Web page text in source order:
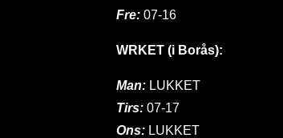
Fre: 07-16
WRKET (i Borås):
Man: LUKKET
Tirs: 07-17
Ons:LUKKET